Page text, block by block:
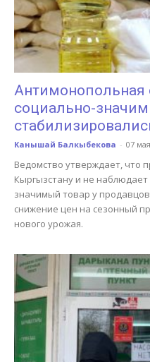
Антимонопольная
социально-
Канышай Балкыбекова - 07
Ведомство утверждает, что
Кыргызстану и не
значимый товар у
снижение цен на сезонный
нового урожая.